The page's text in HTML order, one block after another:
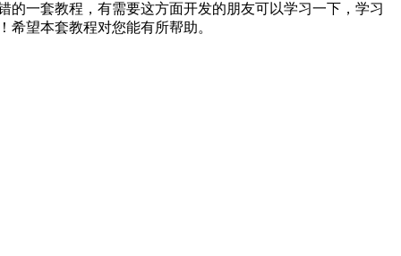
一套教程，有需要这方面开发的朋友可以学习一下，学习
望本套教程对您能有所帮助。